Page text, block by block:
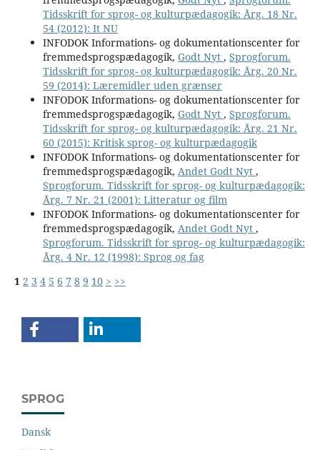
Tidsskrift for sprog- og kulturpædagogik: Årg. 18 Nr.
54 (2012): It NU
INFODOK Informations- og dokumentationscenter for
fremmedsprogspædagogik, Godt Nyt , Sprogforum.
Tidsskrift for sprog- og kulturpædagogik: Årg. 20 Nr.
59 (2014): Læremidler uden grænser
INFODOK Informations- og dokumentationscenter for
fremmedsprogspædagogik, Godt Nyt , Sprogforum.
Tidsskrift for sprog- og kulturpædagogik: Årg. 21 Nr.
60 (2015): Kritisk sprog- og kulturpædagogik
INFODOK Informations- og dokumentationscenter for
fremmedsprogspædagogik, Andet Godt Nyt ,
Sprogforum. Tidsskrift for sprog- og kulturpædagogik:
Årg. 7 Nr. 21 (2001): Litteratur og film
INFODOK Informations- og dokumentationscenter for
fremmedsprogspædagogik, Andet Godt Nyt ,
Sprogforum. Tidsskrift for sprog- og kulturpædagogik:
Årg. 4 Nr. 12 (1998): Sprog og fag
1 2 3 4 5 6 7 8 9 10 > >>
SPROG
Dansk